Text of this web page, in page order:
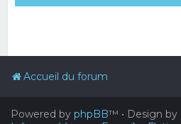
Accueil du forum
Powered by phpBB™ • Design by